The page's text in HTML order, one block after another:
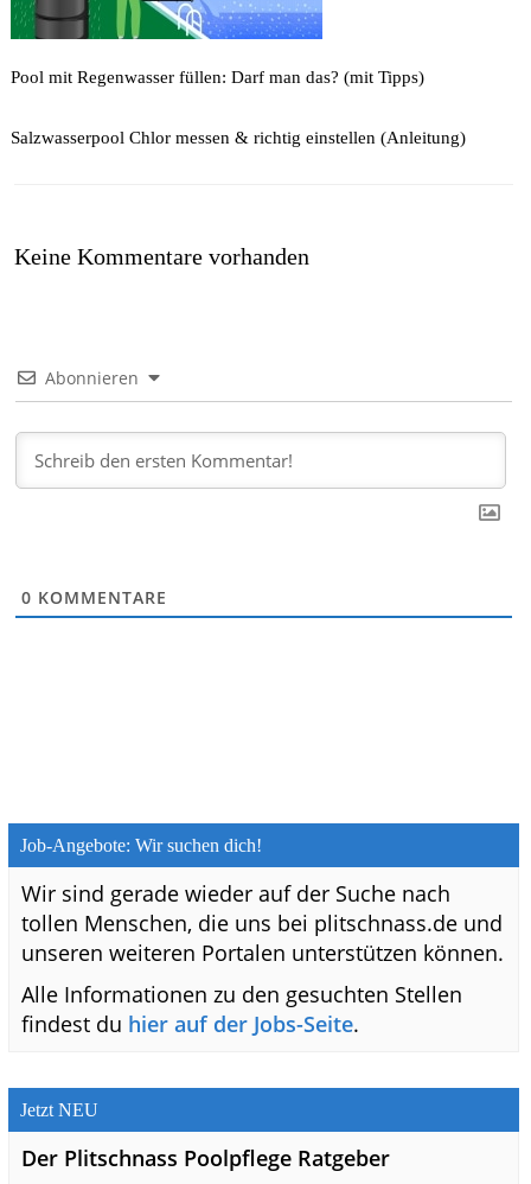
Pool mit Regenwasser füllen: Darf man das? (mit Tipps)
Salzwasserpool Chlor messen & richtig einstellen (Anleitung)
Keine Kommentare vorhanden
Abonnieren
0 KOMMENTARE
Job-Angebote: Wir suchen dich!
Wir sind gerade wieder auf der Suche nach
tollen Menschen, die uns bei plitschnass.de und
unseren weiteren Portalen unterstützen können.
Alle Informationen zu den gesuchten Stellen
findest du hier auf der Jobs-Seite.
Jetzt NEU
Der Plitschnass Poolpflege Ratgeber